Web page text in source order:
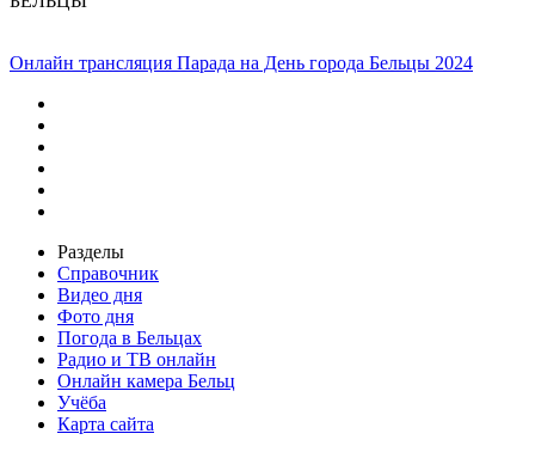
Онлайн трансляция Парада на День города Бельцы 2024
Разделы
Справочник
Видео дня
Фото дня
Погода в Бельцах
Радио и ТВ онлайн
Онлайн камера Бельц
Учёба
Карта сайта